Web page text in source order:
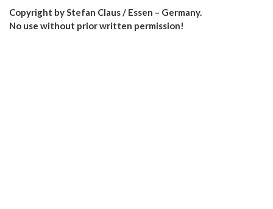
Copyright by Stefan Claus / Essen – Germany.
No use without prior written permission!